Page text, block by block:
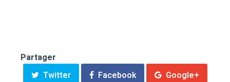
Partager
Twitter
Facebook Google+